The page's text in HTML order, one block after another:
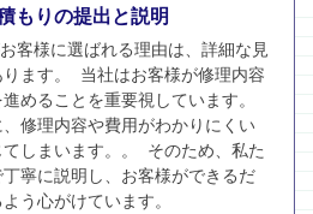
もりの提出と説明
客様に選ばれる理由は、詳細な見
ます。 当社はお客様が修理内容
めることを重要視しています。
修理内容や費用がわかりにくい
しまいます。。 そのため、私た
寧に説明し、お客様ができるだ
う心がけています。